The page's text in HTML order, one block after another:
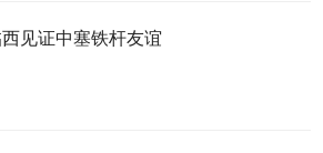
见证中塞铁杆友谊